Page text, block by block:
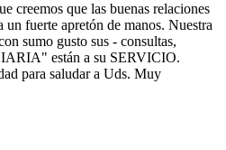
creemos que las buenas relaciones
un fuerte apretón de manos. Nuestra
sumo gusto sus - consultas,
están a su SERVICIO.
para saludar a Uds. Muy